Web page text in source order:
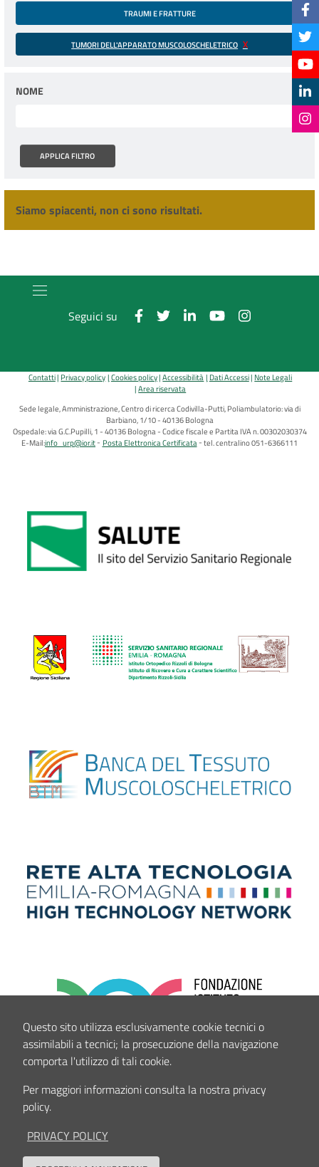
TRAUMI E FRATTURE
TUMORI DELL'APPARATO MUSCOLOSCHELETRICO
NOME
Siamo spiacenti, non ci sono risultati.
Seguici su
Contatti Privacy policy Cookies policy Accessibilità Dati Accessi Note Legali
Area riservata
Sede legale, Amministrazione, Centro di ricerca Codivilla-Putti, Poliambulatorio: via di
Barbiano, 1/10 - 40136 Bologna
Ospedale: via G.C.Pupilli, 1 - 40136 Bologna - Codice fiscale e Partita IVA n. 00302030374
E-Mail:info_urp@ior.it Posta Elettronica Certificata tel. centralino 051-6366111
Questo sito utilizza esclusivamente cookie tecnici o
assimilabili a tecnici; la prosecuzione della navigazione
comporta l'utilizzo di tali cookie.
Per maggiori informazioni consulta la nostra privacy
policy.
PRIVACY POLICY